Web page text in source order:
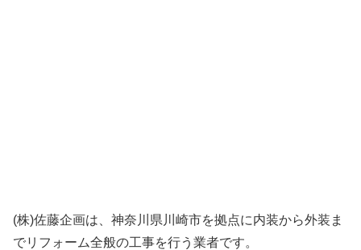
(株)佐藤企画は、神奈川県川崎市を拠点に内装から外装ま
でリフォーム全般の工事を行う業者です。